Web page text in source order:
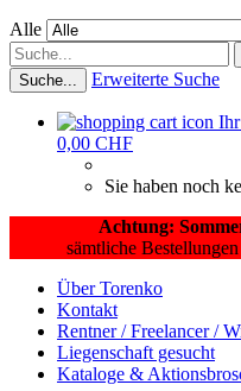
Alle
Suche... Erweiterte Suche
0,00 CHF
Sie haben noch
Achtung:
sämtliche
Über Torenko
Kontakt
Rentner / Freelancer /
Liegenschaft gesucht
Kataloge &